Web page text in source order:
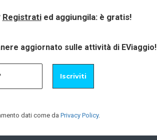
Registratied aggiungila: è gratis!
aggiornato sulle attività di EViaggio!
dati come da Privacy Policy.